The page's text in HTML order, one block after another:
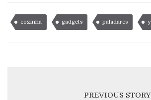
cozinha gadgets paladares
PREVIOUS STORY